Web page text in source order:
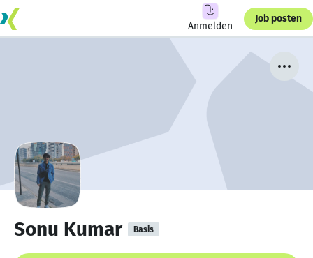
Anmelden
Job posten
Sonu Kumar Basis